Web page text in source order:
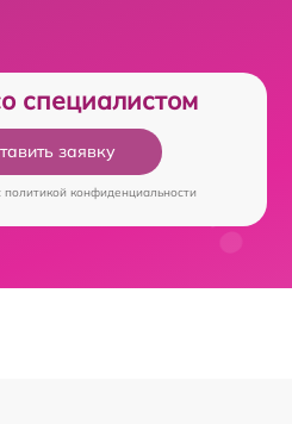
специалистом
заявку
политикой конфиденциальности